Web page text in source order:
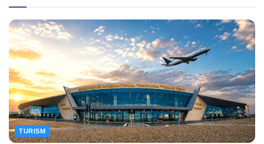
TURISM